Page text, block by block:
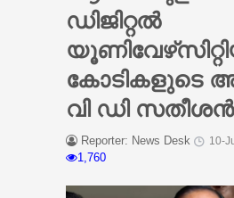
ഡിജിറ്റല്‍
കോടികളുടെ
വി ഡി സതീശന്‍
Reporter: News Desk 10-
1,760